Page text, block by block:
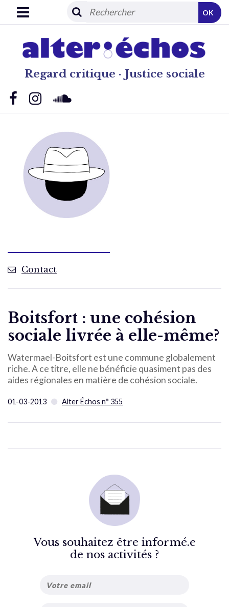
Regard critique · Justice sociale
OK
Contact
Boitsfort : une cohésion
sociale livrée à elle-même?
Watermael-Boitsfort est une commune globalement
riche. A ce titre, elle ne bénéficie quasiment pas des
aides régionales en matière de cohésion sociale.
01-03-2013 Alter Échos n° 355
Vous souhaitez être informé.e
de nos activités ?